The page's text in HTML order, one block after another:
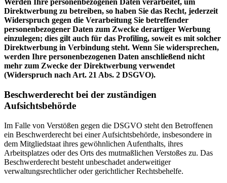
Werden Ihre personenbezogenen Daten verarbeitet, um
Direktwerbung zu betreiben, so haben Sie das Recht, jederzeit
Widerspruch gegen die Verarbeitung Sie betreffender
personenbezogener Daten zum Zwecke derartiger Werbung
einzulegen; dies gilt auch für das Profiling, soweit es mit solcher
Direktwerbung in Verbindung steht. Wenn Sie widersprechen,
werden Ihre personenbezogenen Daten anschließend nicht
mehr zum Zwecke der Direktwerbung verwendet
(Widerspruch nach Art. 21 Abs. 2 DSGVO).
Beschwerderecht bei der zuständigen
Aufsichtsbehörde
Im Falle von Verstößen gegen die DSGVO steht den Betroffenen
ein Beschwerderecht bei einer Aufsichtsbehörde, insbesondere in
dem Mitgliedstaat ihres gewöhnlichen Aufenthalts, ihres
Arbeitsplatzes oder des Orts des mutmaßlichen Verstoßes zu. Das
Beschwerderecht besteht unbeschadet anderweitiger
verwaltungsrechtlicher oder gerichtlicher Rechtsbehelfe.